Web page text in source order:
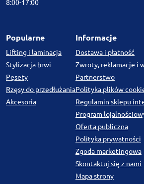
8:00-17:00
Popularne
Lifting i laminacja
Stylizacja brwi
Pęsety
Rzęsy do przedłużania
Akcesoria
Informacje
Dostawa i płatność
Zwroty, reklamacje i
Partnerstwo
Polityka plików
Regulamin sklepu
Program
Oferta publiczna
Polityka prywatności
Zgoda marketingowa
Skontaktuj się z nami
Mapa strony